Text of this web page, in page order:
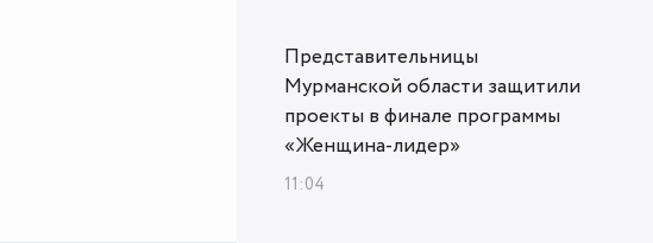
Представительницы
Мурманской области защитили
проекты в финале программы
«Женщина‑лидер»
11:04